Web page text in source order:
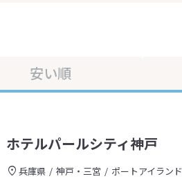
安い順
ホテルパールシティ神戸
兵庫県 神戸・三宮
ポートアイランド